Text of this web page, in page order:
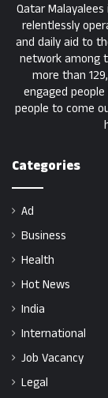
Qatar
relentlessly
and daily aid to
network among
more than
engaged
people to come
Categories
Ad
Business
Health
Hot News
India
International
Job Vacancy
Legal